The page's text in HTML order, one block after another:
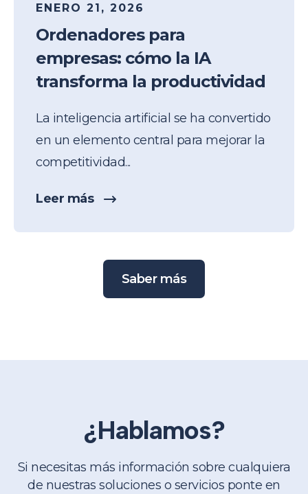
ENERO 21, 2026
Ordenadores para
empresas: cómo la IA
transforma la productividad
La inteligencia artificial se ha convertido
en un elemento central para mejorar la
competitividad...
Leer más
Saber más
¿Hablamos?
Si necesitas más información sobre cualquiera
de nuestras soluciones o servicios ponte en